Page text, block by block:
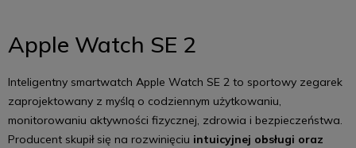
Apple Watch SE 2
Inteligentny smartwatch Apple Watch SE 2 to sportowy zegarek
zaprojektowany z myślą o codziennym użytkowaniu,
monitorowaniu aktywności fizycznej, zdrowia i bezpieczeństwa.
Producent skupił się na rozwinięciu intuicyjnej obsługi oraz